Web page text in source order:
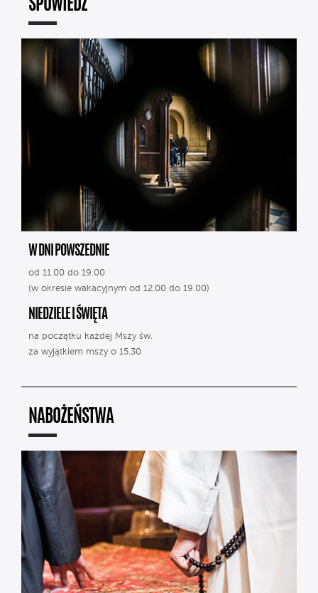
SPOWIEDŹ
W DNI POWSZEDNIE
od 11.00 do 19.00
(w okresie wakacyjnym od 12.00 do 19.00)
NIEDZIELE I ŚWIĘTA
na początku każdej Mszy św.
za wyjątkiem mszy o 15.30
NABOŻEŃSTWA